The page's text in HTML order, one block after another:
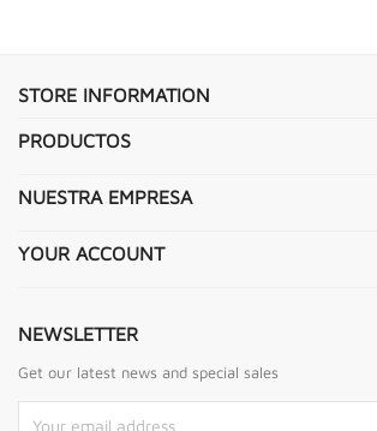
STORE INFORMATION
PRODUCTOS
NUESTRA EMPRESA
YOUR ACCOUNT
NEWSLETTER
Get our latest news and special sales